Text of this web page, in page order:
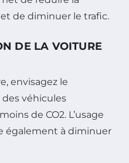
de diminuer le trafic.
DE LA VOITURE
envisagez le
des véhicules
de CO2. L’usage
également à diminuer